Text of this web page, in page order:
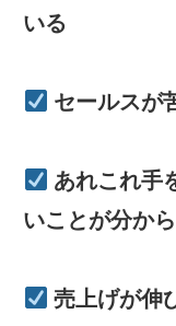
いる
セールスが
あれこれ手
いことが分か
売上げが伸